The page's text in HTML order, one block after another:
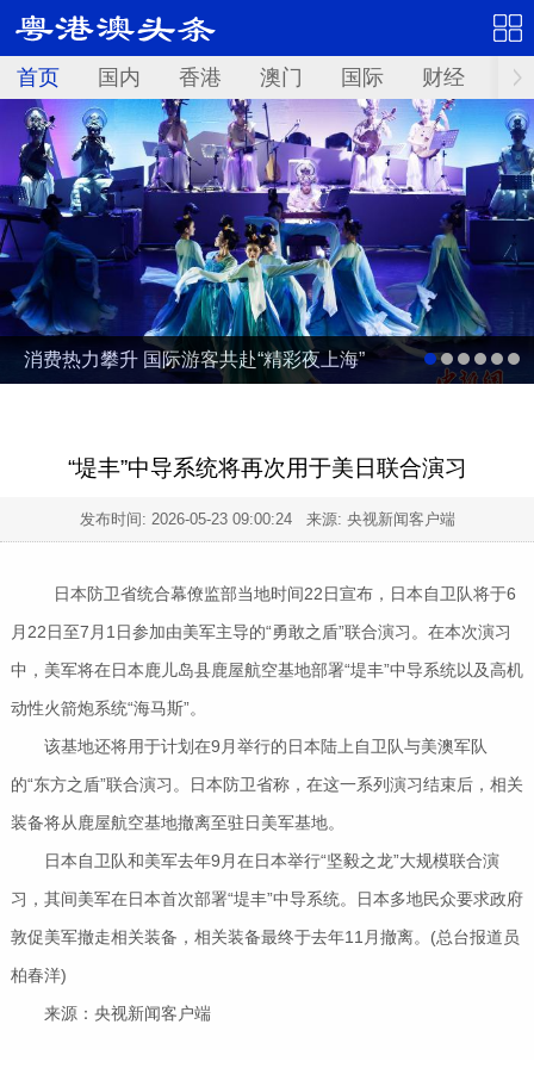
首页 国内 香港 澳门 国际 财经 资
消费热力攀升 国际游客共赴“精彩夜上海”
“堤丰”中导系统将再次用于美日联合演习
发布时间: 2026-05-23 09:00:24来源: 央视新闻客户端
日本防卫省统合幕僚监部当地时间22日宣布，日本自卫队将于6
月22日至7月1日参加由美军主导的“勇敢之盾”联合演习。在本次演习
中，美军将在日本鹿儿岛县鹿屋航空基地部署“堤丰”中导系统以及高机
动性火箭炮系统“海马斯”。
该基地还将用于计划在9月举行的日本陆上自卫队与美澳军队
的“东方之盾”联合演习。日本防卫省称，在这一系列演习结束后，相关
装备将从鹿屋航空基地撤离至驻日美军基地。
日本自卫队和美军去年9月在日本举行“坚毅之龙”大规模联合演
习，其间美军在日本首次部署“堤丰”中导系统。日本多地民众要求政府
敦促美军撤走相关装备，相关装备最终于去年11月撤离。(总台报道员
柏春洋)
来源：央视新闻客户端